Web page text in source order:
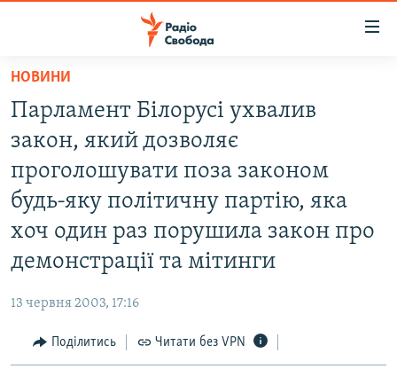
Перейти
основного
матеріалу
до
основної
навігації
до
ВСЕ ЗА ДОБУ
СУСПІЛЬСТВО
УКРАЇНА
ВІЙНА
РОСІЙСЬКА «ФІЛЬТРАЦІЯ»
ДОНБАС.РЕАЛІЇ
СХЕМИ
НОВИНИ
Парламент Білорусі ухвалив
закон, який дозволяє
проголошувати поза законом
будь-яку політичну партію, яка
хоч один раз порушила закон про
демонстрації та мітинги
13 червня 2003, 17:16
Поділитись Читати без VPN